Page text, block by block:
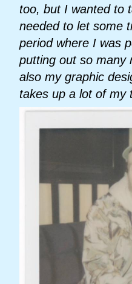
too, but I wanted to
needed to let some
period where I was
putting out so many
also my graphic
takes up a lot of my